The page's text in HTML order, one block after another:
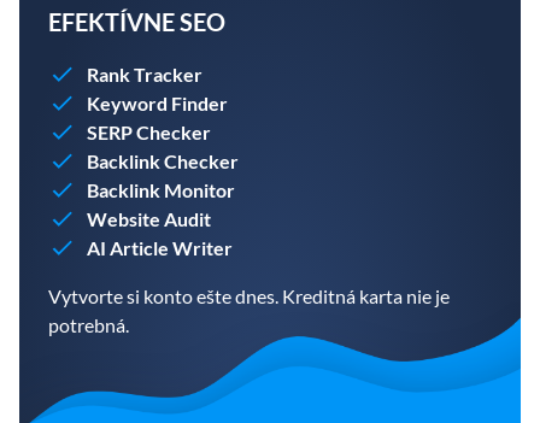
EFEKTÍVNE SEO
Rank Tracker
Keyword Finder
SERP Checker
Backlink Checker
Backlink Monitor
Website Audit
AI Article Writer
Vytvorte si konto ešte dnes. Kreditná karta nie je
potrebná.